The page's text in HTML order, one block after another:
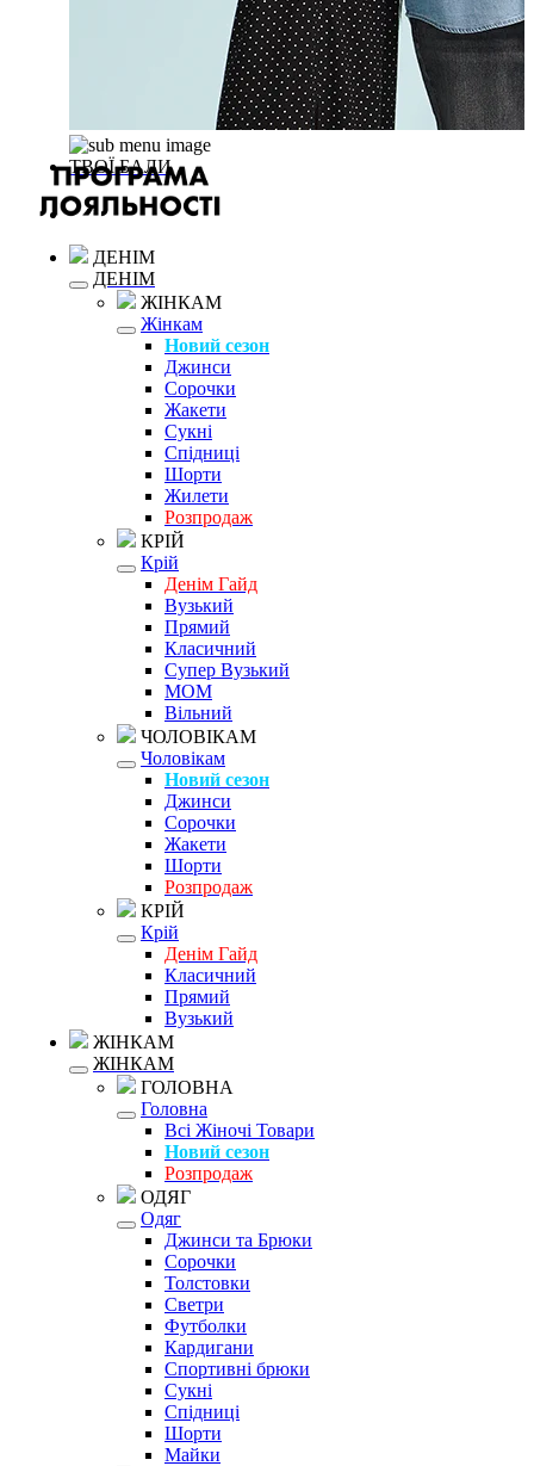
ТВОЇ БАЛИ
ДЕНІМ
ДЕНІМ
ЖІНКАМ
Жінкам
Новий сезон
Джинси
Сорочки
Жакети
Сукні
Спідниці
Шорти
Жилети
Розпродаж
КРІЙ
Крій
Денім Гайд
Вузький
Прямий
Класичний
Супер Вузький
MOM
Вільний
ЧОЛОВІКАМ
Чоловікам
Новий сезон
Джинси
Сорочки
Жакети
Шорти
Розпродаж
КРІЙ
Крій
Денім Гайд
Класичний
Прямий
Вузький
ЖІНКАМ
ЖІНКАМ
ГОЛОВНА
Головна
Всі Жіночі Товари
Новий сезон
Розпродаж
ОДЯГ
Одяг
Джинси та Брюки
Сорочки
Толстовки
Светри
Футболки
Кардигани
Спортивні брюки
Сукні
Спідниці
Шорти
Майки